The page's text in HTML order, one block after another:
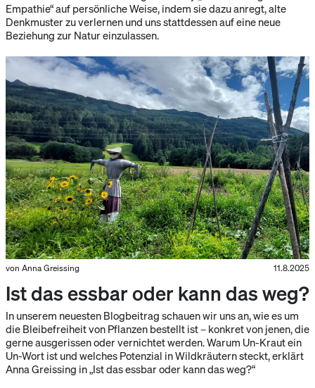
Empathie“ auf persönliche Weise, indem sie dazu anregt, alte
Denkmuster zu verlernen und uns stattdessen auf eine neue
Beziehung zur Natur einzulassen.
von Anna Greissing 11.8.2025
Ist das essbar oder kann das weg?
In unserem neuesten Blogbeitrag schauen wir uns an, wie es um
die Bleibefreiheit von Pflanzen bestellt ist – konkret von jenen, die
gerne ausgerissen oder vernichtet werden. Warum Un-Kraut ein
Un-Wort ist und welches Potenzial in Wildkräutern steckt, erklärt
Anna Greissing in „Ist das essbar oder kann das weg?“